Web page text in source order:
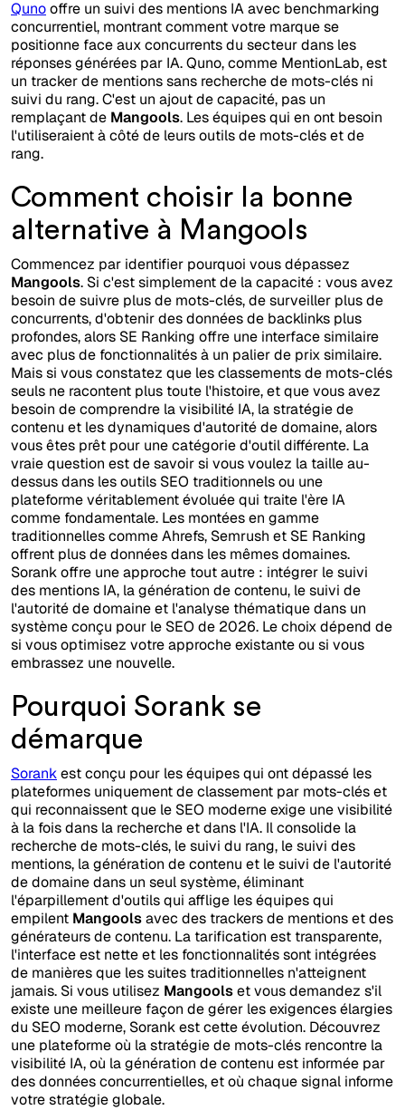
Qunooffre un suivi des mentions IA avec benchmarking
concurrentiel, montrant comment votre marque se
positionne face aux concurrents du secteur dans les
réponses générées par IA. Quno, comme MentionLab, est
un tracker de mentions sans recherche de mots-clés ni
suivi du rang. C'est un ajout de capacité, pas un
remplaçant de Mangools. Les équipes qui en ont besoin
l'utiliseraient à côté de leurs outils de mots-clés et de
rang.
Comment choisir la bonne
alternative à Mangools
Commencez par identifier pourquoi vous dépassez
Mangools. Si c'est simplement de la capacité : vous avez
besoin de suivre plus de mots-clés, de surveiller plus de
concurrents, d'obtenir des données de backlinks plus
profondes, alors SE Ranking offre une interface similaire
avec plus de fonctionnalités à un palier de prix similaire.
Mais si vous constatez que les classements de mots-clés
seuls ne racontent plus toute l'histoire, et que vous avez
besoin de comprendre la visibilité IA, la stratégie de
contenu et les dynamiques d'autorité de domaine, alors
vous êtes prêt pour une catégorie d'outil différente. La
vraie question est de savoir si vous voulez la taille au-
dessus dans les outils SEO traditionnels ou une
plateforme véritablement évoluée qui traite l'ère IA
comme fondamentale. Les montées en gamme
traditionnelles comme Ahrefs, Semrush et SE Ranking
offrent plus de données dans les mêmes domaines.
Sorank offre une approche tout autre : intégrer le suivi
des mentions IA, la génération de contenu, le suivi de
l'autorité de domaine et l'analyse thématique dans un
système conçu pour le SEO de 2026. Le choix dépend de
si vous optimisez votre approche existante ou si vous
embrassez une nouvelle.
Pourquoi Sorank se
démarque
Sorankest conçu pour les équipes qui ont dépassé les
plateformes uniquement de classement par mots-clés et
qui reconnaissent que le SEO moderne exige une visibilité
à la fois dans la recherche et dans l'IA. Il consolide la
recherche de mots-clés, le suivi du rang, le suivi des
mentions, la génération de contenu et le suivi de l'autorité
de domaine dans un seul système, éliminant
l'éparpillement d'outils qui afflige les équipes qui
empilent Mangoolsavec des trackers de mentions et des
générateurs de contenu. La tarification est transparente,
l'interface est nette et les fonctionnalités sont intégrées
de manières que les suites traditionnelles n'atteignent
jamais. Si vous utilisez Mangoolset vous demandez s'il
existe une meilleure façon de gérer les exigences élargies
du SEO moderne, Sorank est cette évolution. Découvrez
une plateforme où la stratégie de mots-clés rencontre la
visibilité IA, où la génération de contenu est informée par
des données concurrentielles, et où chaque signal informe
votre stratégie globale.